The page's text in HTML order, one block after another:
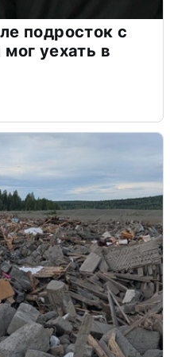
подросток с
уехать в